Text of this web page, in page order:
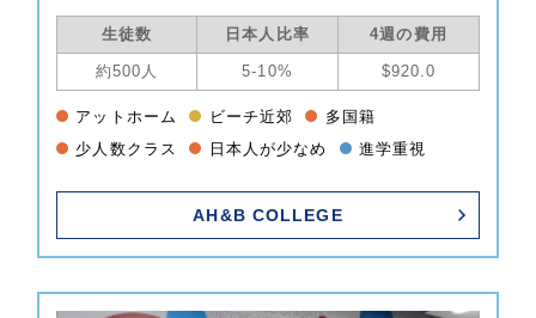
生徒数 日本人比率 4週の費用
約500人 5-10% $920.0
アットホーム ビーチ近郊
多国籍
少人数クラス
日本人が少なめ 進学重視
AH&B COLLEGE